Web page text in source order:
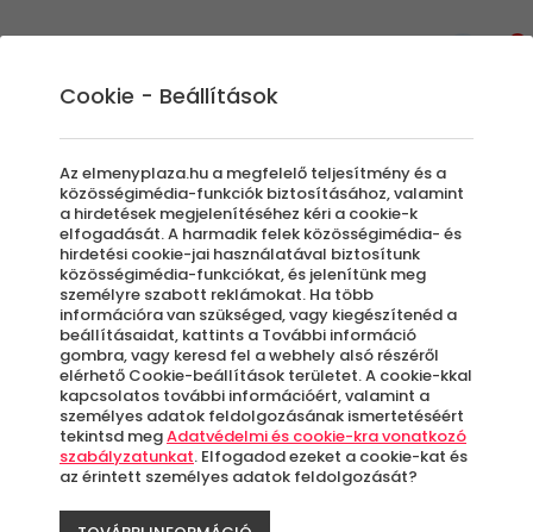
Élmények
Szűrők beállítása
Élmények
Rendezés:
Cookie - Beállítások
Az elmenyplaza.hu a megfelelő teljesítmény és a
közösségimédia-funkciók biztosításához, valamint
a hirdetések megjelenítéséhez kéri a cookie-k
elfogadását. A harmadik felek közösségimédia- és
hirdetési cookie-jai használatával biztosítunk
közösségimédia-funkciókat, és jelenítünk meg
személyre szabott reklámokat. Ha több
információra van szükséged, vagy kiegészítenéd a
beállításaidat, kattints a További információ
gombra, vagy keresd fel a webhely alsó részéről
elérhető Cookie-beállítások területet. A cookie-kkal
kapcsolatos további információért, valamint a
személyes adatok feldolgozásának ismertetéséért
tekintsd megAdatvédelmi és cookie-kra vonatkozó
szabályzatunkat. Elfogadod ezeket a cookie-kat és
az érintett személyes adatok feldolgozását?